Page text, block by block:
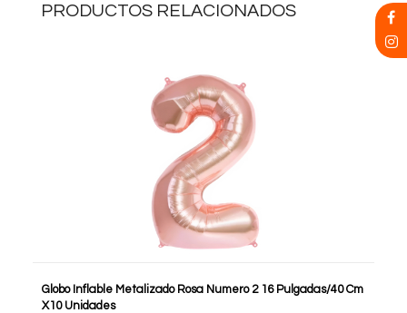
PRODUCTOS RELACIONADOS
Globo Inflable Metalizado Rosa Numero 2 16 Pulgadas/40 Cm
X10 Unidades